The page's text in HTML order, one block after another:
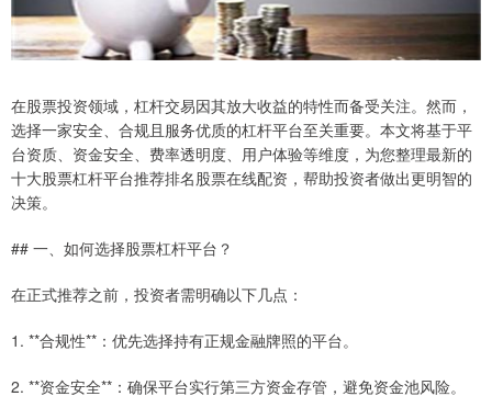
在股票投资领域，杠杆交易因其放大收益的特性而备受关注。然而，
选择一家安全、合规且服务优质的杠杆平台至关重要。本文将基于平
台资质、资金安全、费率透明度、用户体验等维度，为您整理最新的
十大股票杠杆平台推荐排名股票在线配资，帮助投资者做出更明智的
决策。
## 一、如何选择股票杠杆平台？
在正式推荐之前，投资者需明确以下几点：
1. **合规性**：优先选择持有正规金融牌照的平台。
2. **资金安全**：确保平台实行第三方资金存管，避免资金池风险。